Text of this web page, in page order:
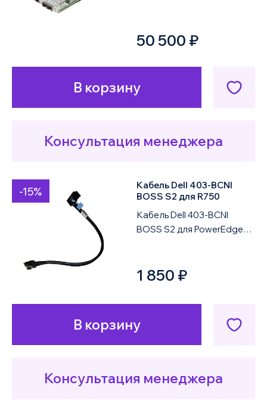
PowerEdge и используетс...
50 500 ₽
В корзину
Консультация менеджера
-15%
Кабель Dell 403-BCNI
BOSS S2 для R750
Кабель Dell 403-BCNI
BOSS S2 для PowerEdge
модуля Dell BOSS...
1 850 ₽
В корзину
Консультация менеджера